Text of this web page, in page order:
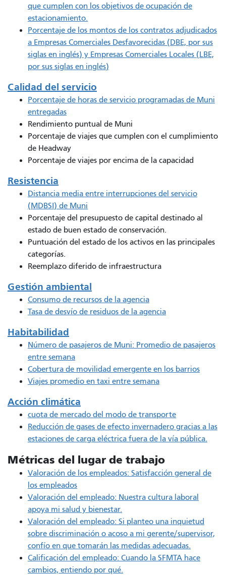
que cumplen con los objetivos de ocupación de
estacionamiento.
Porcentaje de los montos de los contratos adjudicados
a Empresas Comerciales Desfavorecidas (DBE, por sus
siglas en inglés) y Empresas Comerciales Locales (LBE,
por sus siglas en inglés)
Calidad del servicio
Porcentaje de horas de servicio programadas de Muni
entregadas
Rendimiento puntual de Muni
Porcentaje de viajes que cumplen con el cumplimiento
de Headway
Porcentaje de viajes por encima de la capacidad
Resistencia
Distancia media entre interrupciones del servicio
(MDBSI) de Muni
Porcentaje del presupuesto de capital destinado al
estado de buen estado de conservación.
Puntuación del estado de los activos en las principales
categorías.
Reemplazo diferido de infraestructura
Gestión ambiental
Consumo de recursos de la agencia
Tasa de desvío de residuos de la agencia
Habitabilidad
Número de pasajeros de Muni: Promedio de pasajeros
entre semana
Cobertura de movilidad emergente en los barrios
Viajes promedio en taxi entre semana
Acción climática
cuota de mercado del modo de transporte
Reducción de gases de efecto invernadero gracias a las
estaciones de carga eléctrica fuera de la vía pública.
Métricas del lugar de trabajo
Valoración de los empleados: Satisfacción general de
los empleados
Valoración del empleado: Nuestra cultura laboral
apoya mi salud y bienestar.
Valoración del empleado: Si planteo una inquietud
sobre discriminación o acoso a mi gerente/supervisor,
confío en que tomarán las medidas adecuadas.
Calificación del empleado: Cuando la SFMTA hace
cambios, entiendo por qué.